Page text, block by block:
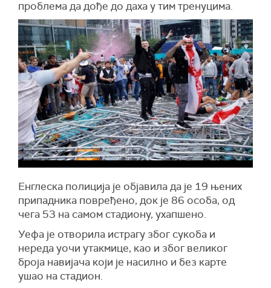
проблема да дође до даха у тим тренуцима.
Енглеска полиција је објавила да је 19 њених
припадника повређено, док је 86 особа, од
чега 53 на самом стадиону, ухапшено.
Уефа је отворила истрагу због сукоба и
нереда уочи утакмице, као и због великог
броја навијача који је насилно и без карте
ушао на стадион.